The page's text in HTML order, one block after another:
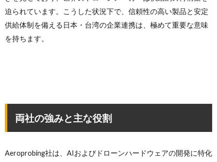
迫られています。こうした状況下で、信頼性の高い製品と安定
供給体制を備える日本・台湾の企業連携は、極めて重要な意味
を持ちます。
両社の強みと主な役割
Aeroprobing社は、AIおよびドローンハードウェアの開発に特化